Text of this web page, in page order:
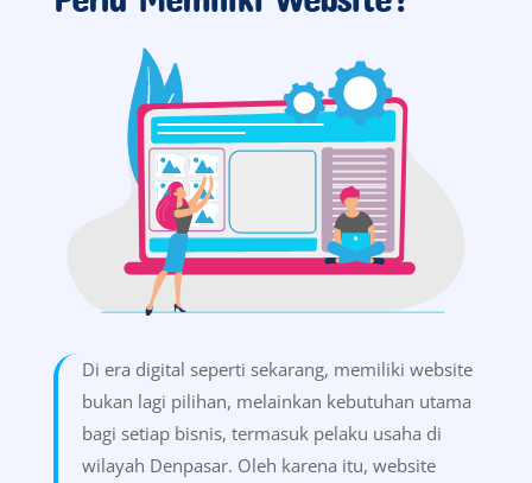
Di era digital seperti sekarang, memiliki website
bukan lagi pilihan, melainkan kebutuhan utama
bagi setiap bisnis, termasuk pelaku usaha di
wilayah Denpasar. Oleh karena itu, website